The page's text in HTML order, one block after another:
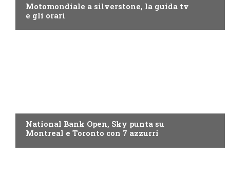
Motomondiale a silverstone, la guida tv
e gli orari
National Bank Open, Sky punta su
Montreal e Toronto con 7 azzurri